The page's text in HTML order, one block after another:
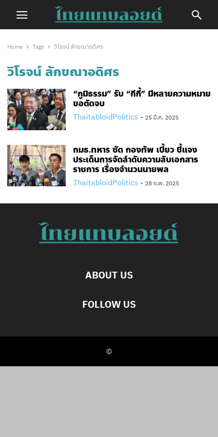
Home Tags วิโรจน์ ลักขณาอดิศร
วิโรจน์ ลักขณาอดิศร
“ภูมิธรรม” รับ “กีกี้” มีหลายความหมาย
ขอตัดจบ
ThaitabloidPolitics - 25 มี.ค. 2025
กมธ.ทหาร ซัด กองทัพ เบี้ยว ชี้แจง
ประเด็นการจัดลำดับความลับเอกสาร
ราชการ เรื่องจำนวนนายพล
ThaitabloidPolitics - 28 ก.พ. 2025
ABOUT US
FOLLOW US
©